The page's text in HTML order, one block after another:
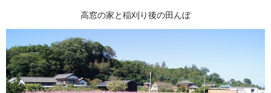
高窓の家と稲刈り後の田んぼ